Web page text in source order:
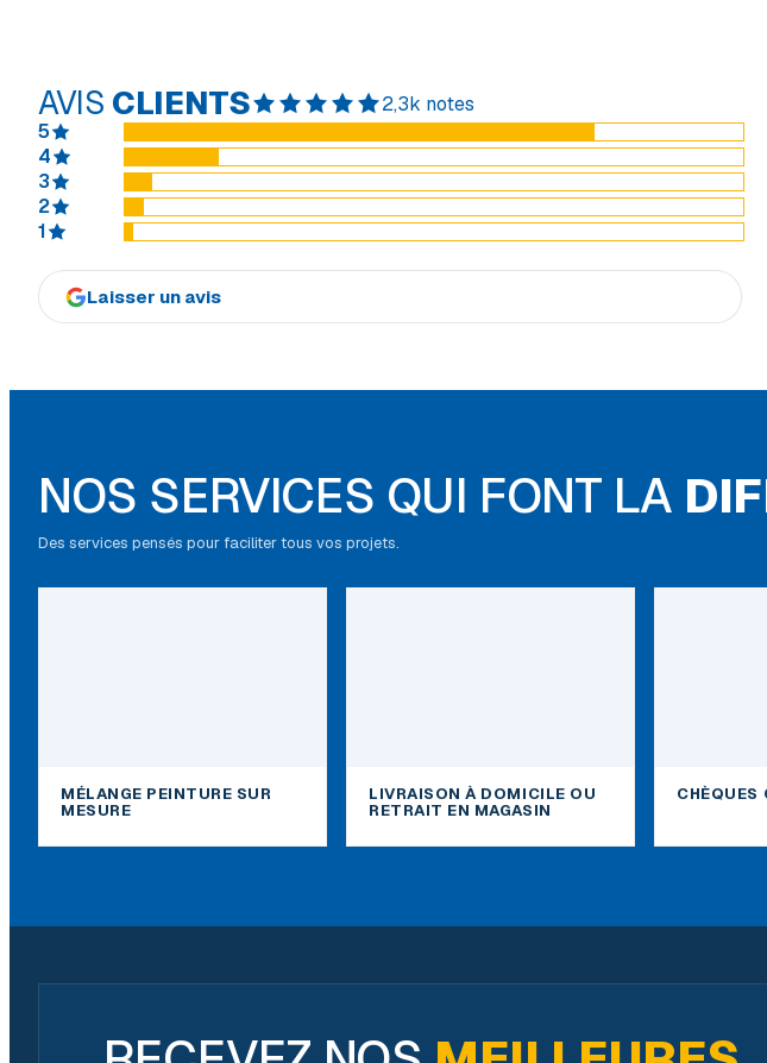
AVIS CLIENTS
2,3k notes
5
4
3
2
1
Laisser un avis
NOS SERVICES QUI FONT LA
Des services pensés pour faciliter tous vos projets.
MÉLANGE PEINTURE SUR
MESURE
LIVRAISON À DOMICILE OU
RETRAIT EN MAGASIN
CHÈQUES